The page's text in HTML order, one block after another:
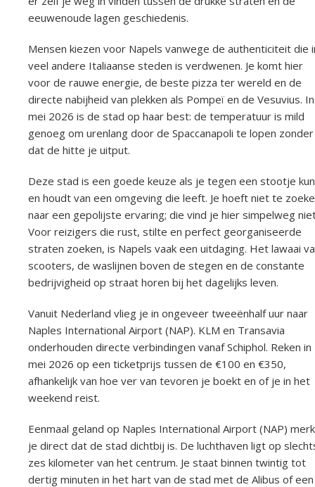
eeuwenoude lagen geschiedenis.
Mensen kiezen voor Napels vanwege de authenticiteit die
veel andere Italiaanse steden is verdwenen. Je komt hier
voor de rauwe energie, de beste pizza ter wereld en de
directe nabijheid van plekken als Pompeï en de Vesuvius. In
mei 2026 is de stad op haar best: de temperatuur is mild
genoeg om urenlang door de Spaccanapoli te lopen zonder
dat de hitte je uitput.
Deze stad is een goede keuze als je tegen een stootje
en houdt van een omgeving die leeft. Je hoeft niet te
naar een gepolijste ervaring; die vind je hier simpelweg
Voor reizigers die rust, stilte en perfect georganiseerde
straten zoeken, is Napels vaak een uitdaging. Het lawaai
scooters, de waslijnen boven de stegen en de constante
bedrijvigheid op straat horen bij het dagelijks leven.
Vanuit Nederland vlieg je in ongeveer tweeënhalf uur naar
Naples International Airport (NAP). KLM en Transavia
onderhouden directe verbindingen vanaf Schiphol. Reken in
mei 2026 op een ticketprijs tussen de €100 en €350,
afhankelijk van hoe ver van tevoren je boekt en of je in het
weekend reist.
Eenmaal geland op Naples International Airport (NAP) merk
je direct dat de stad dichtbij is. De luchthaven ligt op
zes kilometer van het centrum. Je staat binnen twintig tot
dertig minuten in het hart van de stad met de Alibus of een